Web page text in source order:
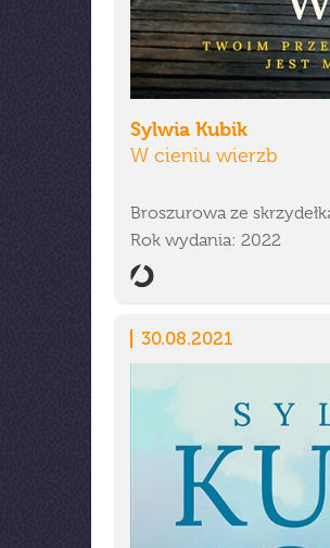
Sylwia Kubik
W cieniu wierzb
Broszurowa ze
Rok wydania: 2022
30.08.2021